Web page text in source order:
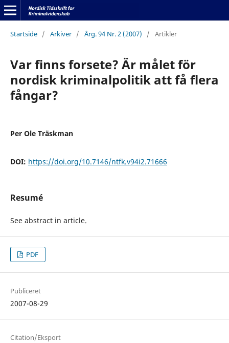
Startside / Arkiver / Årg. 94 Nr. 2 (2007) / Artikler
Var finns forsete? Är målet för
nordisk kriminalpolitik att få flera
fångar?
Per Ole Träskman
DOI: https://doi.org/10.7146/ntfk.v94i2.71666
Resumé
See abstract in article.
PDF
Publiceret
2007-08-29
Citation/Eksport